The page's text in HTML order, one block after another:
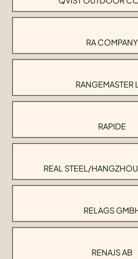
RA COMPANY
RANGEMASTER
RAPIDE
REAL STEEL/
RELAGS
RENAJS AB